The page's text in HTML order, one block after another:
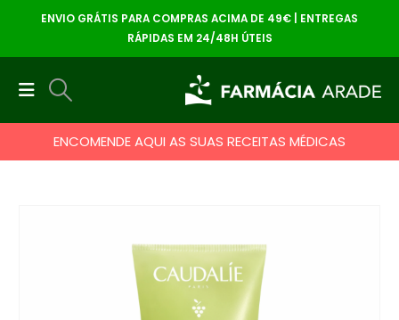
ENVIO GRÁTIS PARA COMPRAS ACIMA DE 49€ | ENTREGAS
RÁPIDAS EM 24/48H ÚTEIS
ENCOMENDE AQUI AS SUAS RECEITAS MÉDICAS